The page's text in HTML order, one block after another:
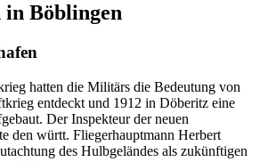
Böblingen
hatten die Militärs die Bedeutung von
entdeckt und 1912 in Döberitz eine
Der Inspekteur der neuen
den württ. Fliegerhauptmann Herbert
des Hulbgeländes als zukünftigen